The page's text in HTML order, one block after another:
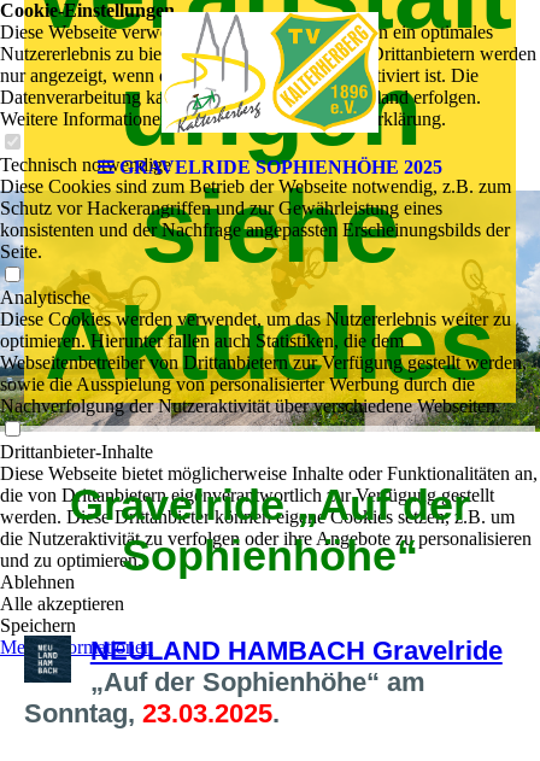
GRAVELRIDE SOPHIENHÖHE 2025
ungen
siehe
Aktuelles
Gravelride „Auf der
Sophienhöhe“
NEULAND HAMBACH Gravelride
„Auf der Sophienhöhe“ am
Sonntag, 23.03.2025.
Cookie-Einstellungen
Diese Webseite verwendet Cookies, um Besuchern ein optimales
Nutzererlebnis zu bieten. Bestimmte Inhalte von Drittanbietern werden
nur angezeigt, wenn die entsprechende Option aktiviert ist. Die
Datenverarbeitung kann dann auch in einem Drittland erfolgen.
Weitere Informationen hierzu in der Datenschutzerklärung.
Technisch notwendige
Diese Cookies sind zum Betrieb der Webseite notwendig, z.B. zum
Schutz vor Hackerangriffen und zur Gewährleistung eines
konsistenten und der Nachfrage angepassten Erscheinungsbilds der
Seite.
Analytische
Diese Cookies werden verwendet, um das Nutzererlebnis weiter zu
optimieren. Hierunter fallen auch Statistiken, die dem
Webseitenbetreiber von Drittanbietern zur Verfügung gestellt werden,
sowie die Ausspielung von personalisierter Werbung durch die
Nachverfolgung der Nutzeraktivität über verschiedene Webseiten.
Drittanbieter-Inhalte
Diese Webseite bietet möglicherweise Inhalte oder Funktionalitäten an,
die von Drittanbietern eigenverantwortlich zur Verfügung gestellt
werden. Diese Drittanbieter können eigene Cookies setzen, z.B. um
die Nutzeraktivität zu verfolgen oder ihre Angebote zu personalisieren
und zu optimieren.
Ablehnen
Alle akzeptieren
Speichern
Mehr Informationen